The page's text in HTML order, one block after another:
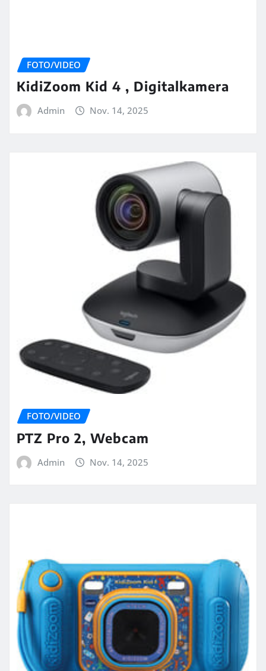
FOTO/VIDEO
KidiZoom Kid 4 , Digitalkamera
Admin Nov. 14, 2025
FOTO/VIDEO
PTZ Pro 2, Webcam
Admin Nov. 14, 2025